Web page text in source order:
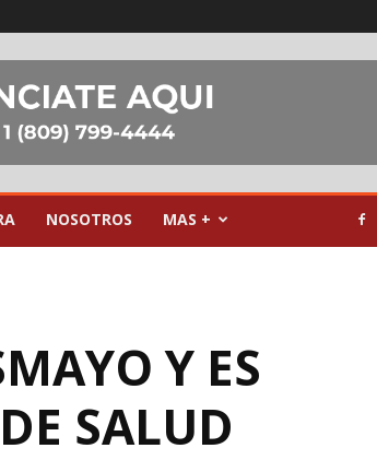
NOSOTROS MAS +
Y ES
SALUD